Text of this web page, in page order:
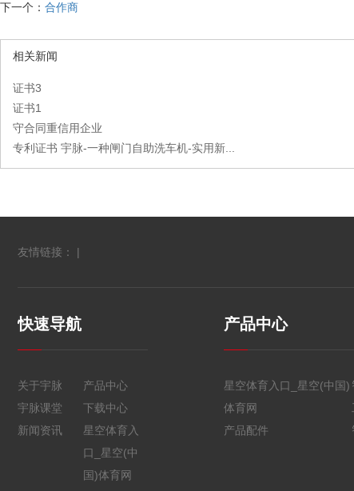
下一个： 合作商
相关新闻
证书3
证书1
守合同重信用企业
专利证书 宇脉-一种闸门自助洗车机-实用新...
友情链接： |
快速导航
关于宇脉
产品中心
宇脉课堂
下载中心
新闻资讯
星空体育入
口_星空(中
国)体育网
产品中心
星空体育入口_星空(中国)
体育网
产品配件